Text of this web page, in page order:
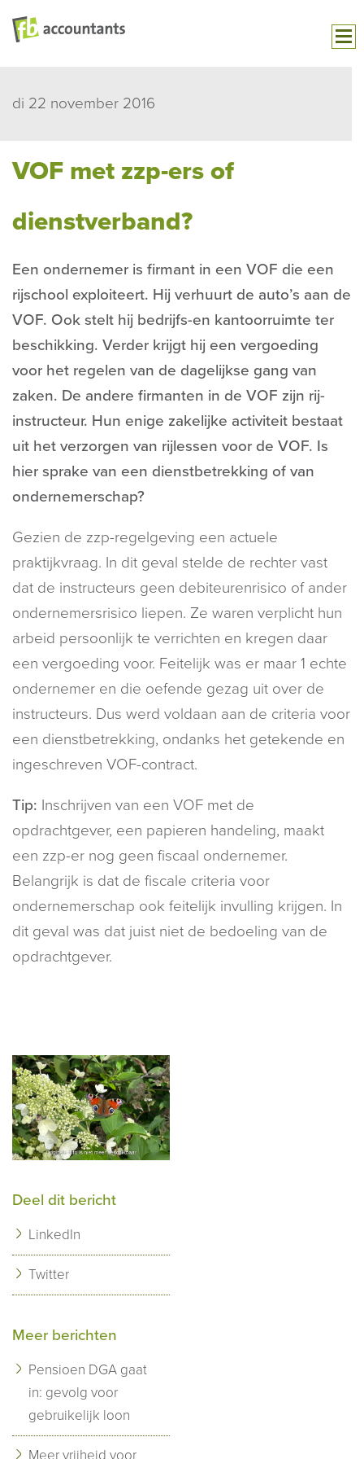
di 22 november 2016
VOF met zzp-ers of
dienstverband?
Een ondernemer is firmant in een VOF die een
rijschool exploiteert. Hij verhuurt de auto’s aan de
VOF. Ook stelt hij bedrijfs-en kantoorruimte ter
beschikking. Verder krijgt hij een vergoeding
voor het regelen van de dagelijkse gang van
zaken. De andere firmanten in de VOF zijn rij-
instructeur. Hun enige zakelijke activiteit bestaat
uit het verzorgen van rijlessen voor de VOF. Is
hier sprake van een dienstbetrekking of van
ondernemerschap?
Gezien de zzp-regelgeving een actuele
praktijkvraag. In dit geval stelde de rechter vast
dat de instructeurs geen debiteurenrisico of ander
ondernemersrisico liepen. Ze waren verplicht hun
arbeid persoonlijk te verrichten en kregen daar
een vergoeding voor. Feitelijk was er maar 1 echte
ondernemer en die oefende gezag uit over de
instructeurs. Dus werd voldaan aan de criteria voor
een dienstbetrekking, ondanks het getekende en
ingeschreven VOF-contract.
Tip: Inschrijven van een VOF met de
opdrachtgever, een papieren handeling, maakt
een zzp-er nog geen fiscaal ondernemer.
Belangrijk is dat de fiscale criteria voor
ondernemerschap ook feitelijk invulling krijgen. In
dit geval was dat juist niet de bedoeling van de
opdrachtgever.
Deel dit bericht
LinkedIn
Twitter
Meer berichten
Pensioen DGA gaat
in: gevolg voor
gebruikelijk loon
Meer vrijheid voor